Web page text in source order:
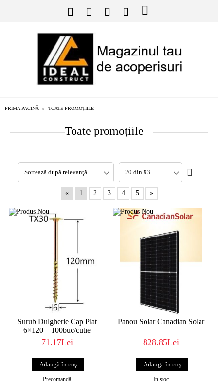
PRIMA PAGINĂ TOATE PROMOȚIILE
Toate promoțiile
« 1 2 3 4 5 »
Surub Dulgherie Cap Plat
6×120 – 100buc/cutie
71.17Lei
Precomandă
Panou Solar Canadian Solar
828.85Lei
În stoc